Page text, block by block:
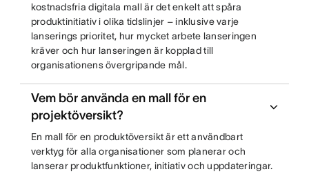
kostnadsfria digitala mall är det enkelt att spåra
produktinitiativ i olika tidslinjer – inklusive varje
lanserings prioritet, hur mycket arbete lanseringen
kräver och hur lanseringen är kopplad till
organisationens övergripande mål.
Vem bör använda en mall för en
projektöversikt?
En mall för en produktöversikt är ett användbart
verktyg för alla organisationer som planerar och
lanserar produktfunktioner, initiativ och uppdateringar.